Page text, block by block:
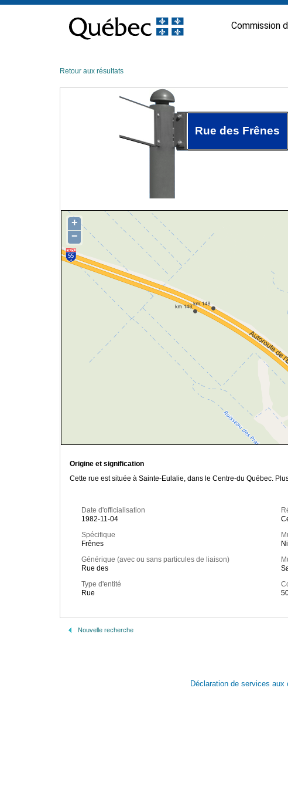
contenu
Commission
Retour aux résultats
Rue des Frênes
+
−
Origine et signification
Cette rue est située à Sainte-Eulalie, dans le Centre-du Québec.
Date d'officialisation
1982-11-04
Spécifique
Frênes
Générique (avec ou sans particules de liaison)
Rue des
Type d'entité
Rue
Nouvelle recherche
Déclaration de services aux